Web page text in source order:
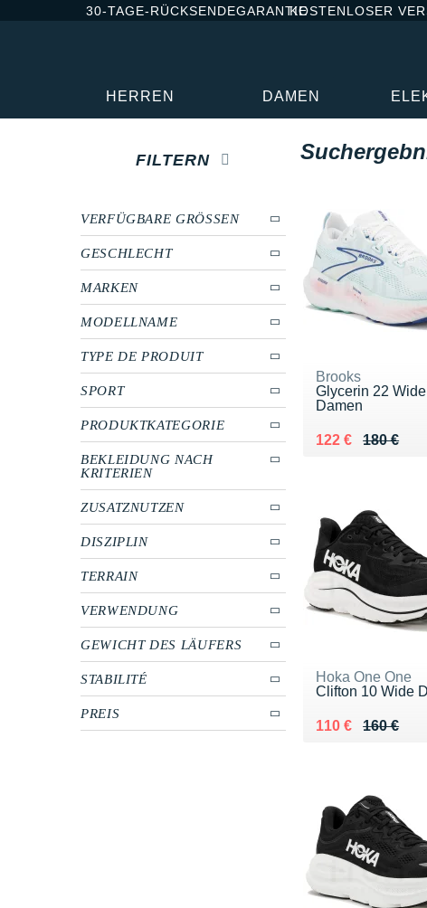
30-TAGE-RÜCKSENDEGARANTIEKOSTENLOSER
HERREN DAMEN
FILTERN
VERFÜGBARE GRÖSSEN
GESCHLECHT
MARKEN
MODELLNAME
TYPE DE PRODUIT
SPORT
PRODUKTKATEGORIE
BEKLEIDUNG NACH
KRITERIEN
ZUSATZNUTZEN
DISZIPLIN
TERRAIN
VERWENDUNG
GEWICHT DES LÄUFERS
STABILITÉ
PREIS
Brooks
Glycerin 22 Wide
Damen
180 €
Au lieu de 180 €
122 €
Vendu 122 €
Hoka One One
Clifton 10 Wide
160 €
Au lieu de 160 €
110 €
Vendu 110 €